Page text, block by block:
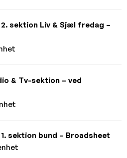
sektion Liv & Sjæl fredag –
& Tv-sektion – ved
sektion bund – Broadsheet